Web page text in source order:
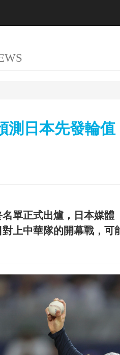
測日本先發輪
單正式出爐，日本媒
上中華隊的開幕戰，